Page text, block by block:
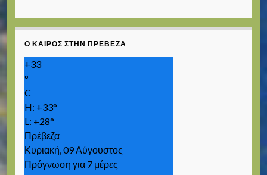
Ο ΚΑΙΡΌΣ ΣΤΗΝ ΠΡΈΒΕΖΑ
+33
°
C
H: +33°
L: +28°
Πρέβεζα
Κυριακή, 09 Αύγουστος
Πρόγνωση για 7 μέρες